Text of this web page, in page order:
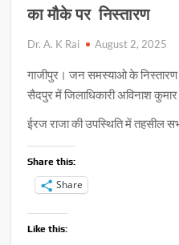
का मौके पर निस्तारण
Dr. A. K Rai August 2, 2025
गाजीपुर। जन समस्याओ के निस्तारण
सैदपुर में जिलाधिकारी अविनाश
ईरज राजा की उपस्थिति में तहसील
Share this:
Share
Like this: